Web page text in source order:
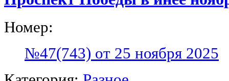
Номер:
№47(743) от 25 ноября 2025